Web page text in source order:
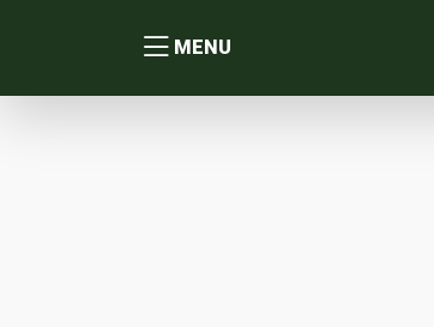
MENU